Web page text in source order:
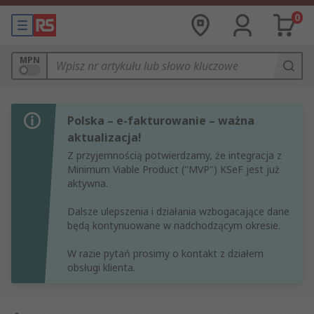
0
MPN
Polska – e-fakturowanie – ważna
aktualizacja!
Z przyjemnością potwierdzamy, że integracja z
Minimum Viable Product ("MVP") KSeF jest już
aktywna.
Dalsze ulepszenia i działania wzbogacające dane
będą kontynuowane w nadchodzącym okresie.
W razie pytań prosimy o kontakt z działem
obsługi klienta.